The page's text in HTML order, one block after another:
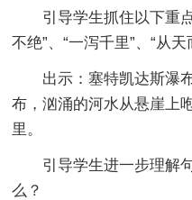
引导学生抓住以下重
不绝”、“一泻千里”、“从天
出示：塞特凯达斯瀑
布，汹涌的河水从悬崖上
里。
引导学生进一步理解
么？